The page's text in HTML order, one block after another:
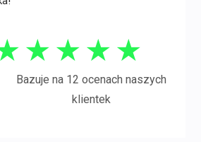
★ ★ ★ ★
Bazuje na 12 ocenach naszych
klientek